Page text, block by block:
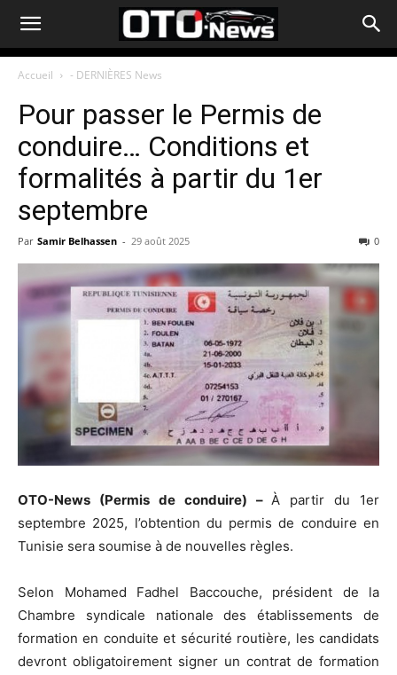
Accueil - DERNIÈRES News
Pour passer le Permis de
conduire… Conditions et
formalités à partir du 1er
septembre
Par Samir Belhassen - 29 août 2025 0
OTO-News (Permis de conduire) –À partir du 1er
septembre 2025, l’obtention du permis de conduire en
Tunisie sera soumise à de nouvelles règles.
Selon Mohamed Fadhel Baccouche, président de la
Chambre syndicale nationale des établissements de
formation en conduite et sécurité routière, les candidats
devront obligatoirement signer un contrat de formation